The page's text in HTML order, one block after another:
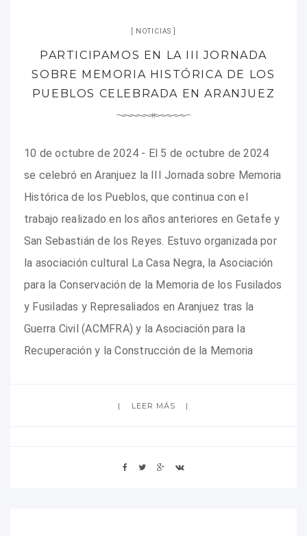
NOTICIAS
PARTICIPAMOS EN LA III JORNADA
SOBRE MEMORIA HISTÓRICA DE LOS
PUEBLOS CELEBRADA EN ARANJUEZ
10 de octubre de 2024 - El 5 de octubre de 2024
se celebró en Aranjuez la III Jornada sobre Memoria
Histórica de los Pueblos, que continua con el
trabajo realizado en los años anteriores en Getafe y
San Sebastián de los Reyes. Estuvo organizada por
la asociación cultural La Casa Negra, la Asociación
para la Conservación de la Memoria de los Fusilados
y Fusiladas y Represaliados en Aranjuez tras la
Guerra Civil (ACMFRA) y la Asociación para la
Recuperación y la Construcción de la Memoria
LEER MÁS